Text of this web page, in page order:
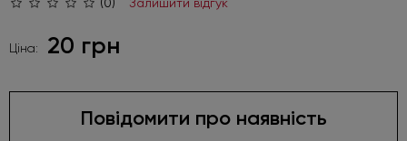
Ціна: 20 грн
Повідомити про наявність